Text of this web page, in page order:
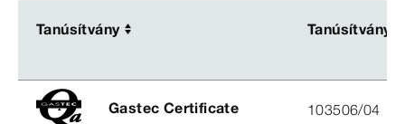
Tanúsítvány Tanúsítvány
Tanúsítvány Tanúsítvány
Gastec Certificate 103506/04